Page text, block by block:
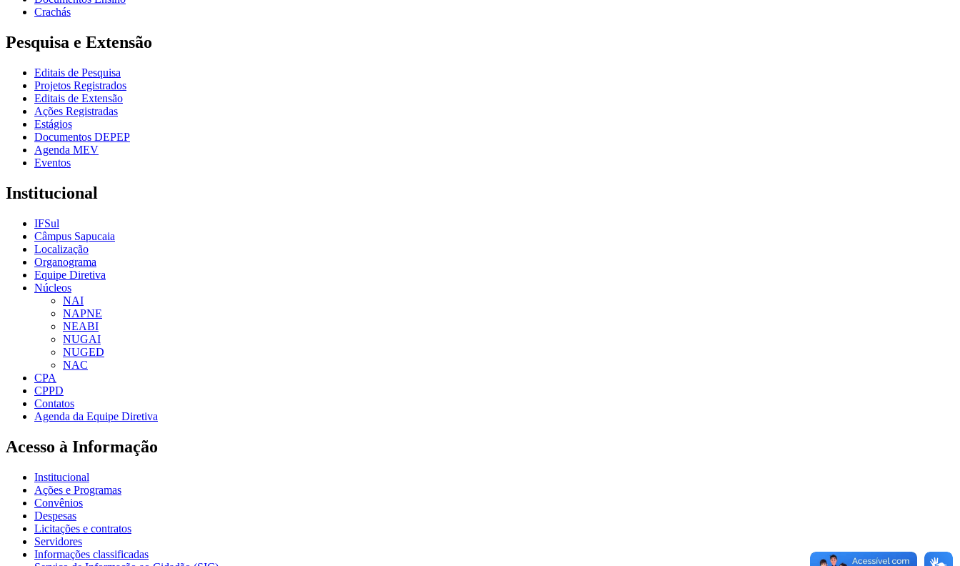
Crachás
Pesquisa e Extensão
Editais de Pesquisa
Projetos Registrados
Editais de Extensão
Ações Registradas
Estágios
Documentos DEPEP
Agenda MEV
Eventos
Institucional
IFSul
Câmpus Sapucaia
Localização
Organograma
Equipe Diretiva
Núcleos
NAI
NAPNE
NEABI
NUGAI
NUGED
NAC
CPA
CPPD
Contatos
Agenda da Equipe Diretiva
Acesso à Informação
Institucional
Ações e Programas
Convênios
Despesas
Licitações e contratos
Servidores
Informações classificadas